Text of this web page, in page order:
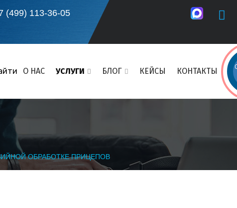
(499) 113-36-05
О НАС УСЛУГИ БЛОГ КЕЙСЫ КОНТАКТЫ
ОБРАБОТКЕ ПРИЦЕПОВ